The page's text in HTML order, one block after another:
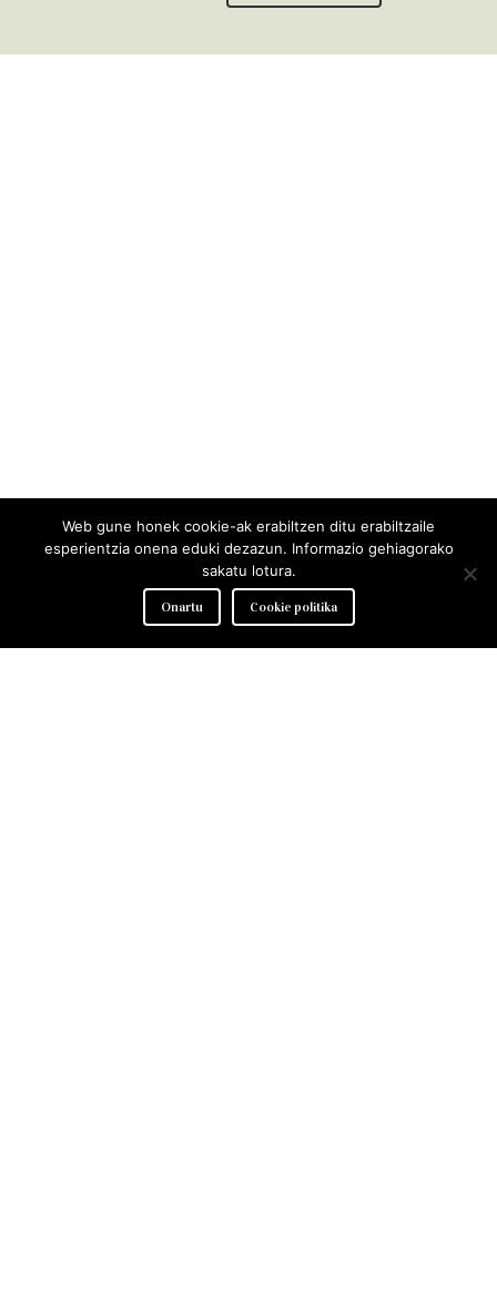
Web gune honek cookie-ak erabiltzen ditu erabiltzaile
esperientzia onena eduki dezazun. Informazio gehiagorako
sakatu lotura.
Onartu Cookie politika